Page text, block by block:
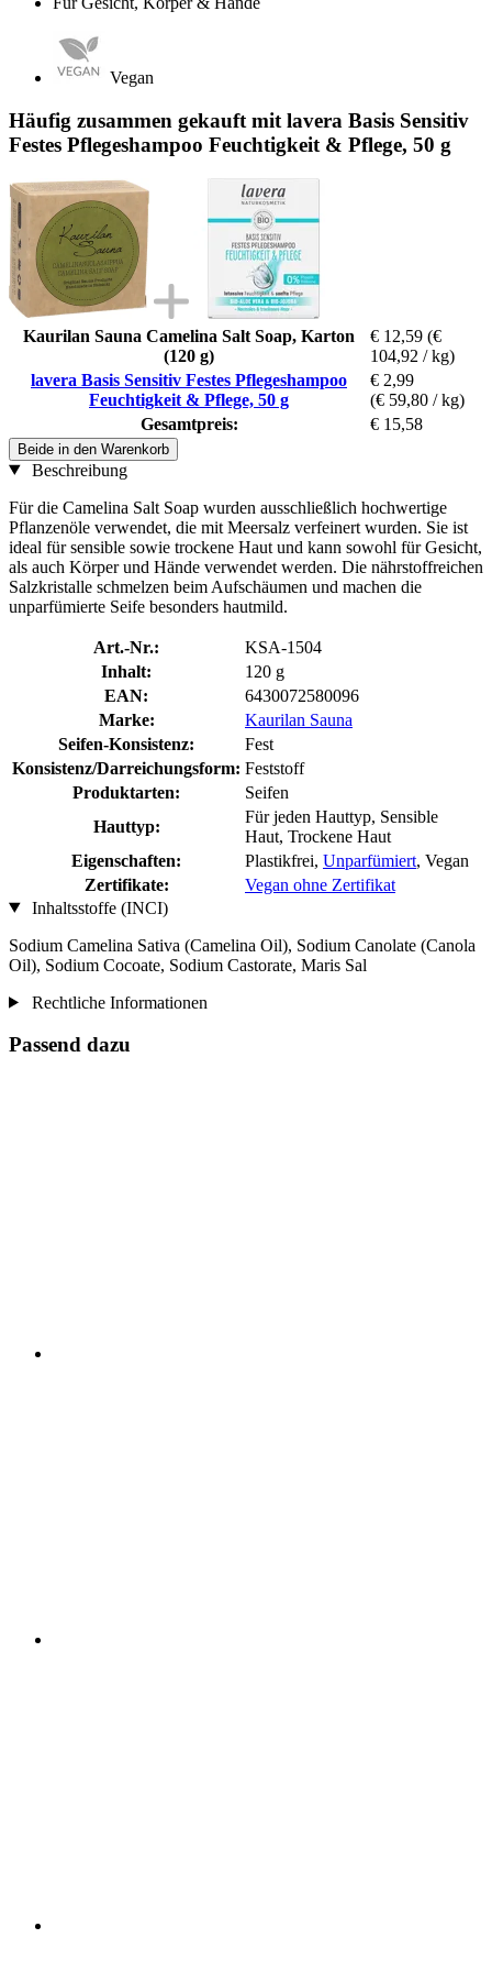
Vegan
Häufig zusammen gekauft mit lavera Basis Sensitiv
Festes Pflegeshampoo Feuchtigkeit & Pflege, 50 g
Kaurilan Sauna Camelina Salt Soap, Karton
(120 g)
€ 12,59 (€
104,92 / kg)
lavera Basis Sensitiv Festes Pflegeshampoo
Feuchtigkeit & Pflege, 50 g
€ 2,99
(€ 59,80 / kg)
Gesamtpreis:
€ 15,58
Beide in den Warenkorb
Beschreibung
Für die Camelina Salt Soap wurden ausschließlich hochwertige
Pflanzenöle verwendet, die mit Meersalz verfeinert wurden. Sie ist
ideal für sensible sowie trockene Haut und kann sowohl für Gesicht,
als auch Körper und Hände verwendet werden. Die nährstoffreichen
Salzkristalle schmelzen beim Aufschäumen und machen die
unparfümierte Seife besonders hautmild.
Art.-Nr.:
KSA-1504
Inhalt:
120 g
EAN:
6430072580096
Marke:
Kaurilan Sauna
Seifen-Konsistenz:
Fest
Konsistenz/Darreichungsform: Feststoff
Produktarten:
Seifen
Hauttyp:
Für jeden Hauttyp, Sensible
Haut, Trockene Haut
Eigenschaften:
Plastikfrei, Unparfümiert, Vegan
Zertifikate:
Vegan ohne Zertifikat
Inhaltsstoffe (INCI)
Sodium Camelina Sativa (Camelina Oil), Sodium Canolate (Canola
Oil), Sodium Cocoate, Sodium Castorate, Maris Sal
Rechtliche Informationen
Passend dazu